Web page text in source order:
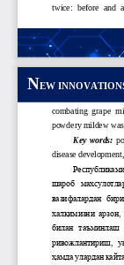
Onlayn